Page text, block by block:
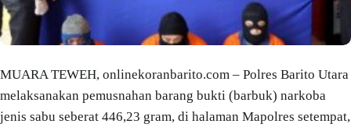
MUARA TEWEH, onlinekoranbarito.com – Polres Barito Utara
melaksanakan pemusnahan barang bukti (barbuk) narkoba
jenis sabu seberat 446,23 gram, di halaman Mapolres setempat,